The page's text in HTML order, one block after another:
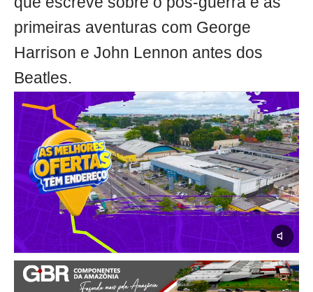
primeiras aventuras com George
Harrison e John Lennon antes dos
Beatles.